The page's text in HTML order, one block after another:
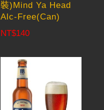
裝)Mind Ya Head
Alc-Free(Can)
NT$140